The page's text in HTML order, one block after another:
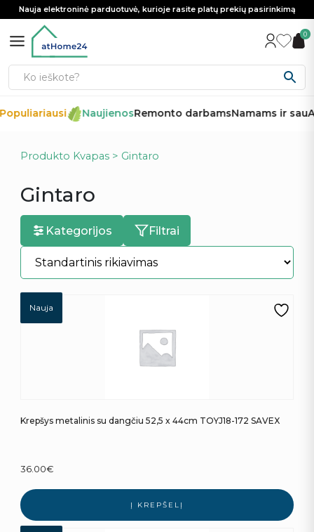
Nauja elektroninė parduotuvė, kurioje rasite platų prekių pasirinkimą
0
NaujienosRemonto darbamsNamams ir sau
Produkto Kvapas > Gintaro
Gintaro
Kategorijos Filtrai
Nauja
Krepšys metalinis su dangčiu 52,5 x 44cm TOYJ18-172 SAVEX
36.00€
Į KREPŠELĮ